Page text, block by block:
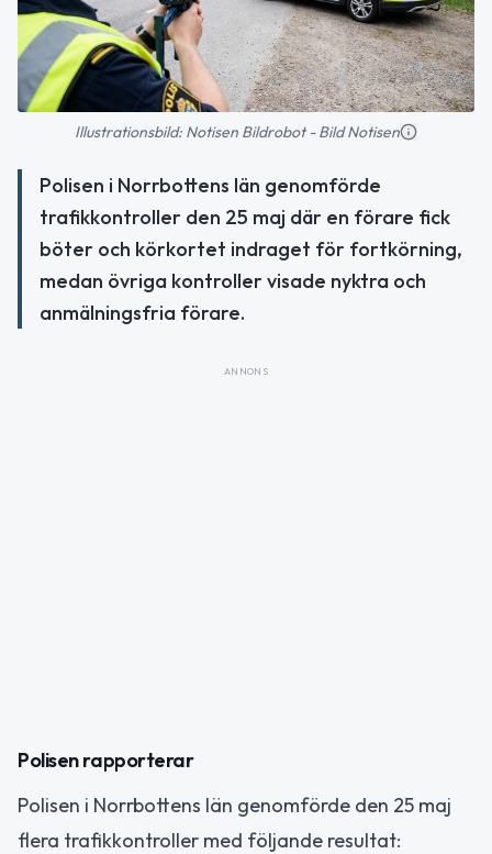
Illustrationsbild: Notisen Bildrobot - Bild Notisen
Polisen i Norrbottens län genomförde
trafikkontroller den 25 maj där en förare fick
böter och körkortet indraget för fortkörning,
medan övriga kontroller visade nyktra och
anmälningsfria förare.
ANNONS
Polisen rapporterar
Polisen i Norrbottens län genomförde den 25 maj
flera trafikkontroller med följande resultat: